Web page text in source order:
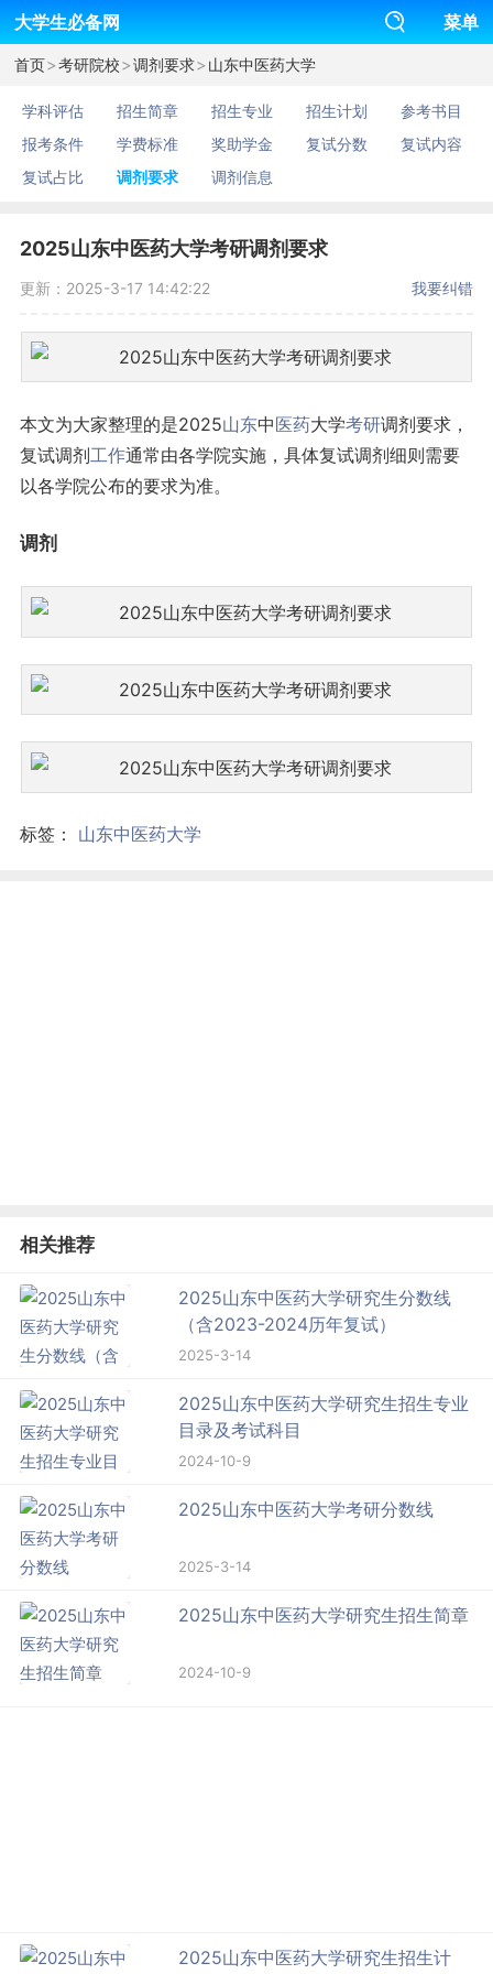
大学生必备网 菜单
首页>考研院校>调剂要求>山东中医药大学
学科评估 招生简章 招生专业 招生计划
参考书目
报考条件
学费标准 奖助学金 复试分数
复试内容
复试占比
调剂要求 调剂信息
2025山东中医药大学考研调剂要求
更新：2025-3-17 14:42:22 我要纠错
本文为大家整理的是2025山东中医药大学考研调剂要求，
复试调剂工作通常由各学院实施，具体复试调剂细则需要
以各学院公布的要求为准。
调剂
标签： 山东中医药大学
相关推荐
2025山东中医药大学研究生分数线
（含2023-2024历年复试）
2025-3-14
2025山东中医药大学研究生招生专业
目录及考试科目
2024-10-9
2025山东中医药大学考研分数线
2025-3-14
2025山东中医药大学研究生招生简章
2024-10-9
2025山东中医药大学研究生招生计